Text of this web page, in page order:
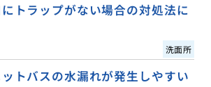
トラップがない場合の対処法に
洗面所
トバスの水漏れが発生しやすい